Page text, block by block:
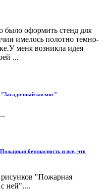
оформить стенд для
имелось полотно темно-
меня возникла идея
...
"Загадочный космос"
безопасность и все, что
"Пожарная
с ней"....